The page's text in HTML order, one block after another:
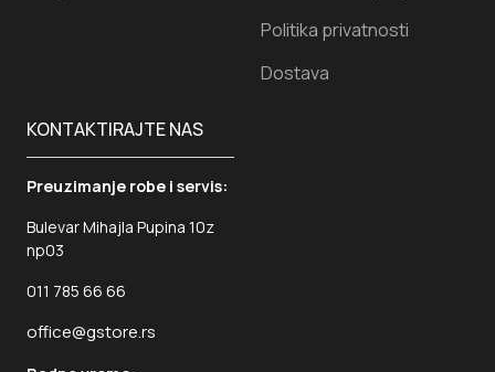
Politika privatnosti
Dostava
KONTAKTIRAJTE NAS
Preuzimanje robe i servis:
Bulevar Mihajla Pupina 10z
np03
011 785 66 66
office@gstore.rs